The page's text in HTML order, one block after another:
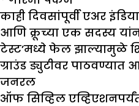
काही दिवसांपूर्वी एअर
आणि क्रूच्या एक सदस्य
टेस्ट’मध्ये फेल झाल्यामुळे
ग्राउंड ड्युटीवर
जनरल
ऑफ सिव्हिल